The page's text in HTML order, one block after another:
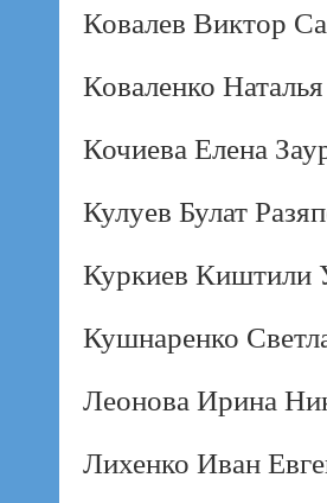
Ковалев Виктор
Коваленко
Кочиева Елена
Кулуев Булат
Куркиев Киштили
Кушнаренко
Леонова Ирина
Лихенко Иван